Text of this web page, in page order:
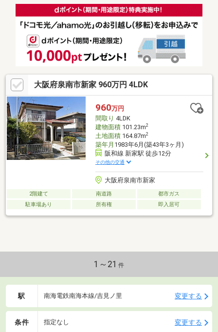
大阪府泉南市新家 960万円 4LDK
960万円
間取り 4LDK
建物面積101.23m2
土地面積164.87m2
築年月 1983年6月(築43年3ヶ月)
阪和線 新家駅 徒歩12分
その他の交通
大阪府泉南市新家
2階建て 南道路
都市ガス
駐車場あり
所有権 即入居可
1～21 件
駅 南海電鉄南海本線/吉見ノ里 変更する
条件 指定なし 変更する